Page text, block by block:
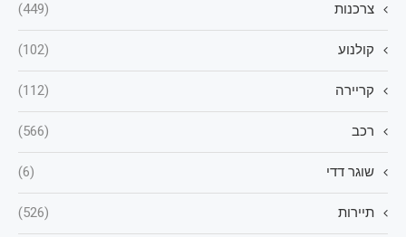
צרכנות (449)
קולנוע (102)
קריירה (112)
רכב (566)
שוגר דדי (6)
תיירות (526)